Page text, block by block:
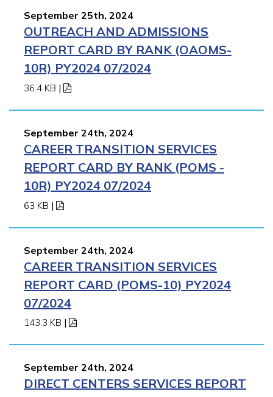
September 25th, 2024
OUTREACH AND ADMISSIONS
REPORT CARD BY RANK (OAOMS-
10R) PY2024 07/2024
36.4 KB |
September 24th, 2024
CAREER TRANSITION SERVICES
REPORT CARD BY RANK (POMS -
10R) PY2024 07/2024
63 KB |
September 24th, 2024
CAREER TRANSITION SERVICES
REPORT CARD (POMS-10) PY2024
07/2024
143.3 KB |
September 24th, 2024
DIRECT CENTERS SERVICES REPORT